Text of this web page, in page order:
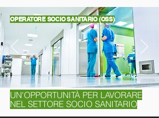
OPERATORE SOCIO SANITARIO (OSS)
UN'OPPORTUNITÀ PER LAVORARE
NEL SETTORE SOCIO SANITARIO